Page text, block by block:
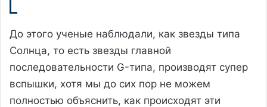
До этого ученые наблюдали, как звезды типа
Солнца, то есть звезды главной
последовательности G-типа, производят супер
вспышки, хотя мы до сих пор не можем
полностью объяснить, как происходят эти